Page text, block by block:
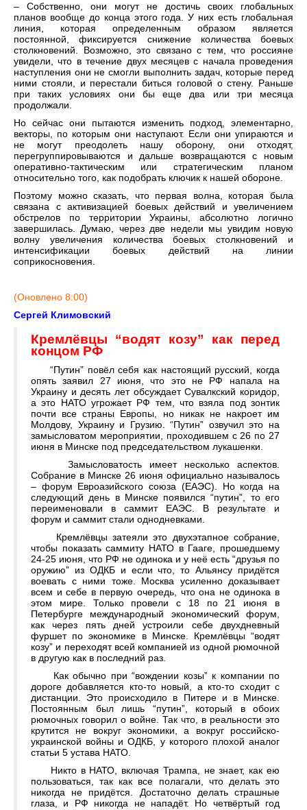
– Собственно, они могут не достичь своих глобальных
планов вообще до конца этого года. У них есть глобальная
линия, которая определенным образом является
постоянной, фиксируется снижение количества боевых
столкновений. Возможно, это связано с тем, что россияне
увидели, что в течение двух месяцев с начала проведения
наступления они не смогли выполнить задач, которые перед
ними стояли, и перестали биться головой о стену. Раньше
при таких условиях они бы еще два или три месяца
продолжали.
Но сейчас они пытаются изменить подход, элементарно,
векторы, по которым они наступают. Если они упираются и
не могут преодолеть нашу оборону, они отходят,
перегруппировываются и дальше возвращаются с новым
оперативно-тактическим или стратегическим планом
относительно того, как подобрать ключик к нашей обороне.
Поэтому можно сказать, что первая волна, которая была
связана с активизацией боевых действий и увеличением
обстрелов по территории Украины, абсолютно логично
завершилась. Думаю, через две недели мы увидим новую
волну увеличения количества боевых столкновений и
интенсификации боевых действий на линии
соприкосновения.
(Оновлено 8:00)
Сергей Климовский
Кремлёвцы “водят козу” как перед
концом РФ
“Путин” повёл себя как настоящий русский, когда
опять заявил 27 июня, что это не РФ напала на
Украину и десять лет обсуждает Сувалкский коридор,
а это НАТО угрожает РФ тем, что взяла под зонтик
почти все страны Европы, но никак не накроет им
Молдову, Украину и Грузию. “Путин” озвучил это на
замысловатом мероприятии, проходившем с 26 по 27
июня в Минске под председательством лукашенки.
Замысловатость имеет несколько аспектов.
Собрание в Минске 26 июня официально называлось
– форум Евроазийского союза (ЕАЭС). Но когда на
следующий день в Минске появился “путин”, то его
переименовали в саммит ЕАЭС. В результате и
форум и саммит стали однодневками.
Кремлёвцы затеяли это двухэтапное собрание,
чтобы показать саммиту НАТО в Гааге, прошедшему
24-25 июня, что РФ не одинока и у неё есть “друзья по
оружию” из ОДКБ и если что, то Альянсу придётся
воевать с ними тоже. Москва усиленно доказывает
всем и себе в первую очередь, что она не одинока в
этом мире. Только провели с 18 по 21 июня в
Петербурге международный экономический форум,
как через пять дней устроили себе двухдневный
фуршет по экономике в Минске. Кремлёвцы “водят
козу” и переходят всей компанией из одной рюмочной
в другую как в последний раз.
Как обычно при “вождении козы” к компании по
дороге добавляется кто-то новый, а кто-то сходит с
дистанции. Это происходило в Питере и в Минске.
Постоянным был лишь “путин”, который в обоих
рюмочных говорил о войне. Так что, в реальности это
крутится не вокруг экономики, а вокруг российско-
украинской войны и ОДКБ, у которого плохой аналог
статьи 5 устава НАТО.
Никто в НАТО, включая Трампа, не знает, как ею
пользоваться, так как все полагали, что делать это
никогда не придётся. Достаточно делать страшные
глаза, и РФ никогда не нападёт. Но четвёртый год